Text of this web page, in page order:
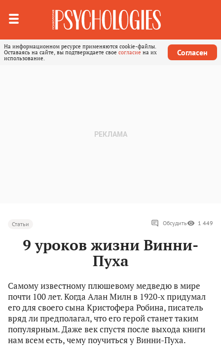
На информационном ресурсе применяются cookie-файлы.
Оставаясь на сайте, вы подтверждаете свое согласие на их
использование.
Согласен
Статьи Обсудить 1 449
9 уроков жизни Винни-
Пуха
Самому известному плюшевому медведю в мире
почти 100 лет. Когда Алан Милн в 1920-х придумал
его для своего сына Кристофера Робина, писатель
вряд ли предполагал, что его герой станет таким
популярным. Даже век спустя после выхода книги
нам всем есть, чему поучиться у Винни-Пуха.